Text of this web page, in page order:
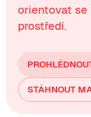
orientovat se
prostředí.
STÁHNOUT